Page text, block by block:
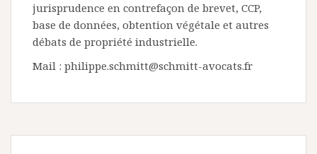
jurisprudence en contrefaçon de brevet, CCP,
base de données, obtention végétale et autres
débats de propriété industrielle.
Mail : philippe.schmitt@schmitt-avocats.fr